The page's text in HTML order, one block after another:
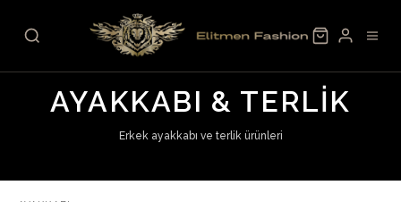
AYAKKABI & TERLIK
Erkek ayakkabı ve terlik ürünleri